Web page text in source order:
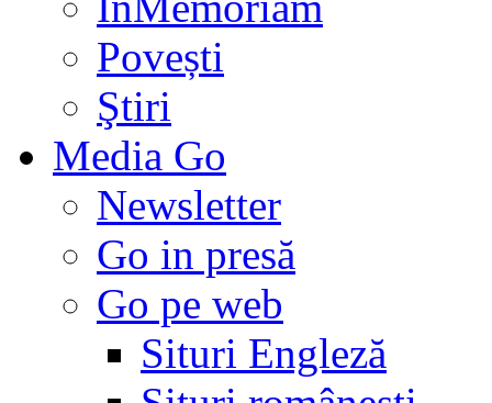
Povești
Ştiri
Media Go
Newsletter
Go in presă
Go pe web
Situri Engleză